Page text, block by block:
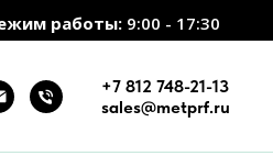
работы: 9:00 - 17:30
+7 812 748-21-13
sales@metprf.ru